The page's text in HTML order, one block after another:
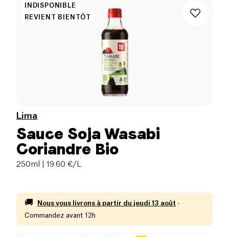
INDISPONIBLE
REVIENT BIENTÔT
Lima
Sauce Soja Wasabi
Coriandre Bio
250ml | 19.60 €/L
🚚 Nous vous livrons à partir du jeudi 13 août ·
Commandez avant 12h